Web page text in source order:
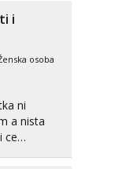
i
osoba
ni
a nista
ce